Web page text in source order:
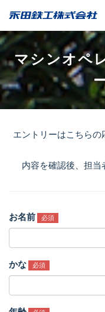
マシンオペ
エントリーはこちらの
内容を確認後、担当
お名前 必須
かな 必須